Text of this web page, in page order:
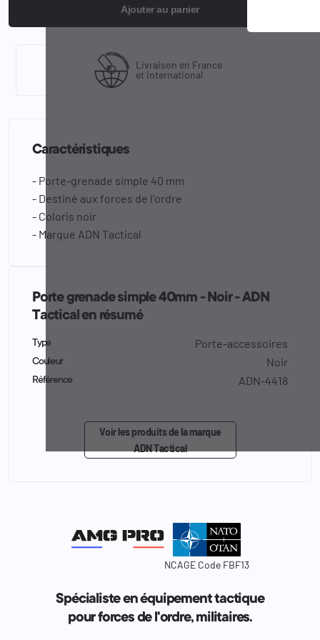
Ajouter au panier
Livraison en France
et international
Caractéristiques
- Porte-grenade simple 40 mm
- Destiné aux forces de l'ordre
- Coloris noir
- Marque ADN Tactical
Porte grenade simple 40mm - Noir - ADN
Tactical en résumé
Type Porte-accessoires
Couleur Noir
Référence ADN-4418
Voir les produits de la marque
ADN Tactical
NCAGE Code FBF13
Spécialiste en équipement tactique
pour forces de l'ordre, militaires.